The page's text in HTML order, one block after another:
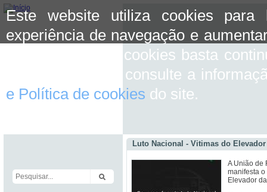
Este website utiliza cookies para
experiência de navegação e
aceitar o uso de cookies basta
mais informação consulte a
e Política de cookies do site.
Luto Nacional - Vitimas do
A União de
manifesta
Elevador